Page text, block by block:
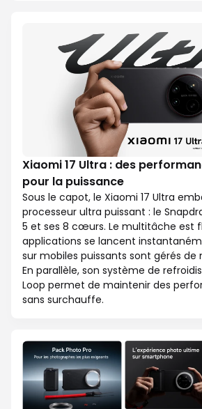
Xiaomi 17 Ultra : des
pour la puissance
Sous le capot, le Xiaomi 17 Ultra
processeur ultra puissant : le
5 et ses 8 cœurs. Le multitâche est
applications se lancent
sur mobiles puissants sont gérés
En parallèle, son système de
Loop permet de maintenir des
sans surchauffe.